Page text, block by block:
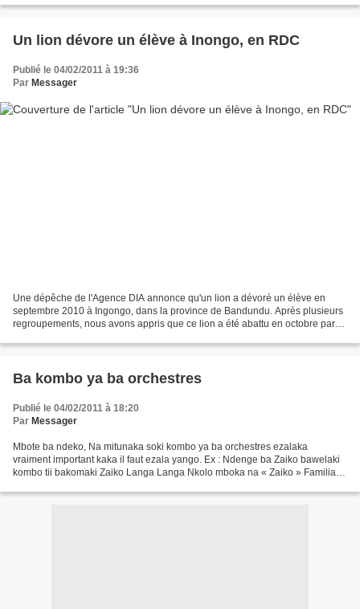
Un lion dévore un élève à Inongo, en RDC
Publié le 04/02/2011 à 19:36
Par Messager
Une dépêche de l'Agence DIA annonce qu'un lion a dévoré un élève en
septembre 2010 à Ingongo, dans la province de Bandundu. Après plusieurs
regroupements, nous avons appris que ce lion a été abattu en octobre par
Ba kombo ya ba orchestres
Publié le 04/02/2011 à 18:20
Par Messager
Mbote ba ndeko, Na mitunaka soki kombo ya ba orchestres ezalaka
vraiment important kaka il faut ezala yango. Ex : Ndenge ba Zaiko bawelaki
kombo tii bakomaki Zaiko Langa Langa Nkolo mboka na « Zaiko » Familia